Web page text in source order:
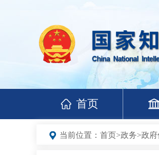
首页
当前位置： 首页>政务>政